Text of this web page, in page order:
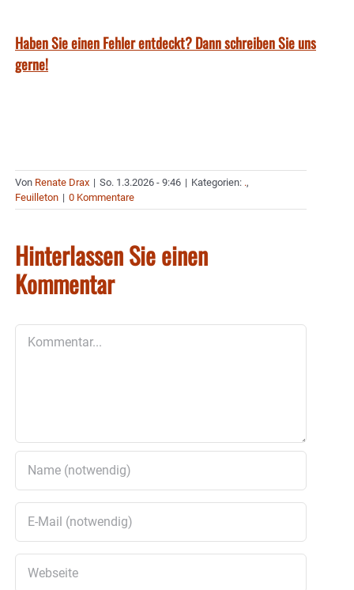
Haben Sie einen Fehler entdeckt? Dann schreiben Sie uns
gerne!
Von Renate Drax | So. 1.3.2026 - 9:46 | Kategorien: .,
Feuilleton | 0 Kommentare
Hinterlassen Sie einen
Kommentar